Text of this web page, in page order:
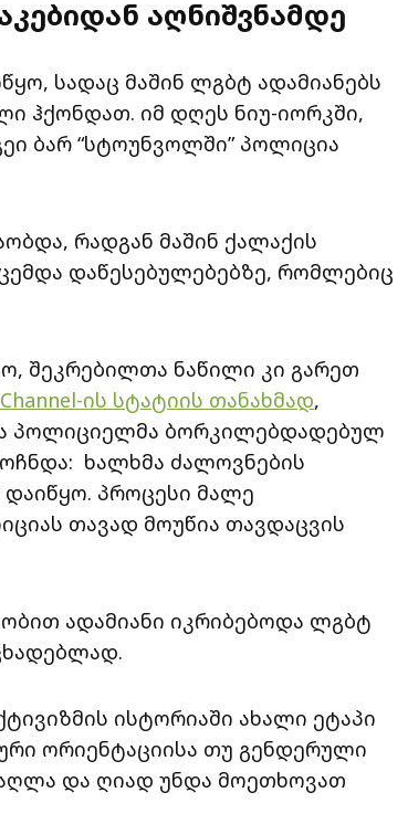
აღნიშვნამდე
სადაც მაშინ ლგბტ ადამიანებს
ჰქონდათ. იმ დღეს ნიუ-იორკში,
ბარ “სტოუნვოლში” პოლიცია
რადგან მაშინ ქალაქის
დაწესებულებებზე, რომლებიც
შეკრებილთა ნაწილი კი გარეთ
ის სტატიის თანახმად,
პოლიციელმა ბორკილებდადებულ
ხალხმა ძალოვნების
დაიწყო. პროცესი მალე
თავად მოუწია თავდაცვის
ადამიანი იკრიბებოდა ლგბტ
ისტორიაში ახალი ეტაპი
ორიენტაციისა თუ გენდერული
და ღიად უნდა მოეთხოვათ